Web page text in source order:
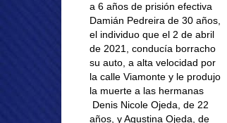
a 6 años de prisión efectiva
Damián Pedreira de 30 años,
el individuo que el 2 de abril
de 2021, conducía borracho
su auto, a alta velocidad por
la calle Viamonte y le produjo
la muerte a las hermanas
Denis Nicole Ojeda, de 22
años, y Agustina Ojeda, de